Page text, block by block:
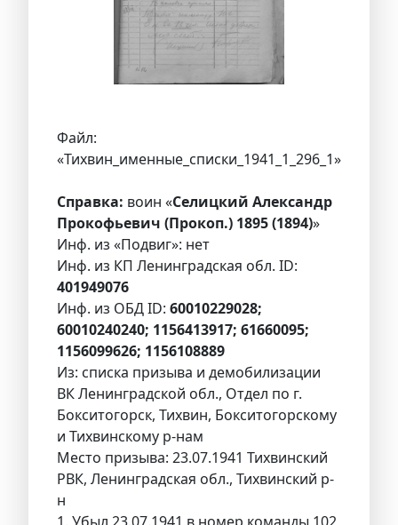
Файл:
«Тихвин_именные_списки_1941_1_296_1»
Справка: воин «Селицкий Александр
Прокофьевич (Прокоп.) 1895 (1894)»
Инф. из «Подвиг»: нет
Инф. из КП Ленинградская обл. ID:
401949076
Инф. из ОБД ID: 60010229028;
60010240240; 1156413917; 61660095;
1156099626; 1156108889
Из: списка призыва и демобилизации
ВК Ленинградской обл., Отдел по г.
Бокситогорск, Тихвин, Бокситогорскому
и Тихвинскому р-нам
Место призыва: 23.07.1941 Тихвинский
РВК, Ленинградская обл., Тихвинский р-
н